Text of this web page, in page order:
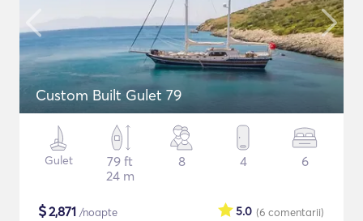
Custom Built Gulet 79
Gulet
79 ft
24 m
8 4 6
$2,871 /noapte (6 comentarii)
5.0